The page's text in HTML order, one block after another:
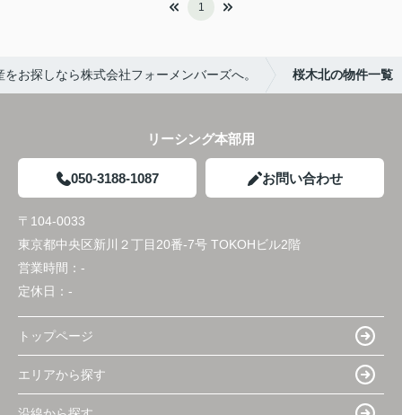
1
お探しなら株式会社フォーメンバーズへ。 桜木北の物件一覧
リーシング本部用
050-3188-1087 お問い合わせ
〒104-0033
東京都中央区新川２丁目20番-7号 TOKOHビル2階
営業時間： -
定休日： -
トップページ
エリアから探す